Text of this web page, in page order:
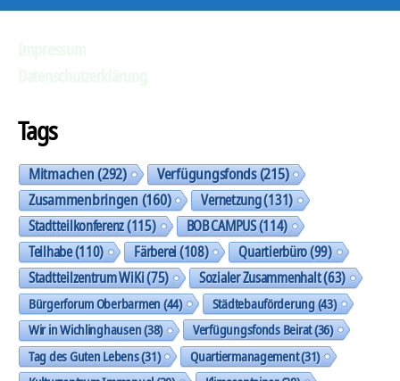
Tags
Mitmachen(292) Verfügungsfonds(215)
Zusammenbringen(160) Vernetzung(131)
Stadtteilkonferenz(115) BOB CAMPUS(114)
Teilhabe(110) Färberei(108) Quartierbüro(99)
Stadtteilzentrum WiKi(75) Sozialer Zusammenhalt(63)
Bürgerforum Oberbarmen(44) Städtebauförderung(43)
Wir in Wichlinghausen(38) Verfügungsfonds Beirat(36)
Tag des Guten Lebens(31) Quartiermanagement(31)